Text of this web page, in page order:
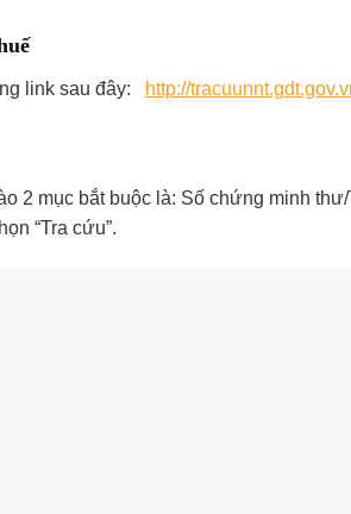
link sau đây: http://
2 mục bắt buộc là: Số chứng minh
“Tra cứu”.